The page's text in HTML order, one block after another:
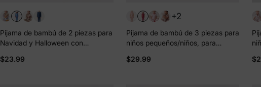
Pijama de bambú de 2 piezas para
Navidad y Halloween con
pequeños (ajustado), color azul
$23.99
+2
Pijama de bambú de 3 piezas para
niños pequeños/niños, para
las 4 estaciones (ajustado), color
$29.99